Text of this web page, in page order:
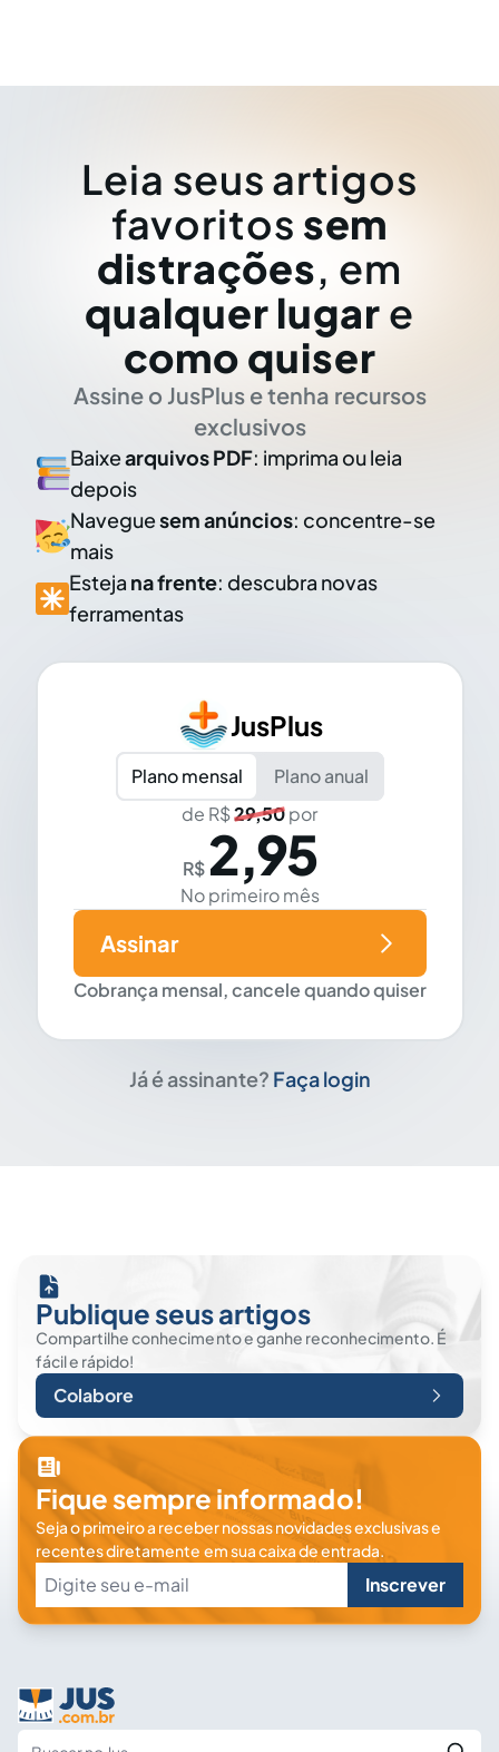
Leia seus artigos
favoritos sem
distrações, em
qualquer lugar e
como quiser
Assine o JusPlus e tenha recursos
exclusivos
Baixearquivos PDF: imprima ou leia
depois
Naveguesem anúncios: concentre-se
mais
Esteja na frente: descubra novas
ferramentas
JusPlus
Plano mensal
Plano anual
de R$29,50por
R$ 2,95
No primeiro mês
Cobrança mensal, cancele quando quiser
Assinar
Já é assinante? Faça login
Publique seus artigos
Compartilhe conhecimento e ganhe reconhecimento. É
fácil e rápido!
Colabore
Fique sempre informado!
Seja o primeiro a receber nossas novidades exclusivas e
recentes diretamente em sua caixa de entrada.
Inscrever